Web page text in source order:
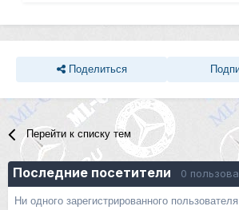
Поделиться
Перейти к списку тем
Последние посетители 0
Ни одного зарегистрированного